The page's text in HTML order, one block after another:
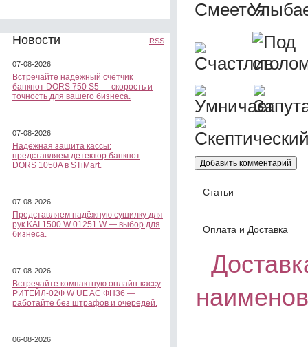
Новости RSS
07-08-2026
Встречайте надёжный счётчик
банкнот DORS 750 S5 — скорость и
точность для вашего бизнеса.
07-08-2026
Надёжная защита кассы:
представляем детектор банкнот
DORS 1050A в STiMart.
07-08-2026
Представляем надёжную сушилку для
рук KAI 1500 W 01251.W — выбор для
бизнеса.
07-08-2026
Встречайте компактную онлайн-кассу
РИТЕЙЛ-02Ф W UE AC ФН36 —
работайте без штрафов и очередей.
06-08-2026
Статьи
Оплата и Доставка